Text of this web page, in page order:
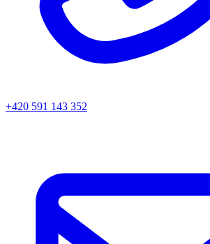
+420 591 143 352